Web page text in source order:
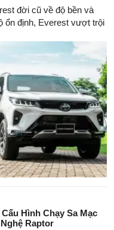
đời cũ về độ bền và
ổn định, Everest vượt trội
Hình Chạy Sa Mạc
Raptor